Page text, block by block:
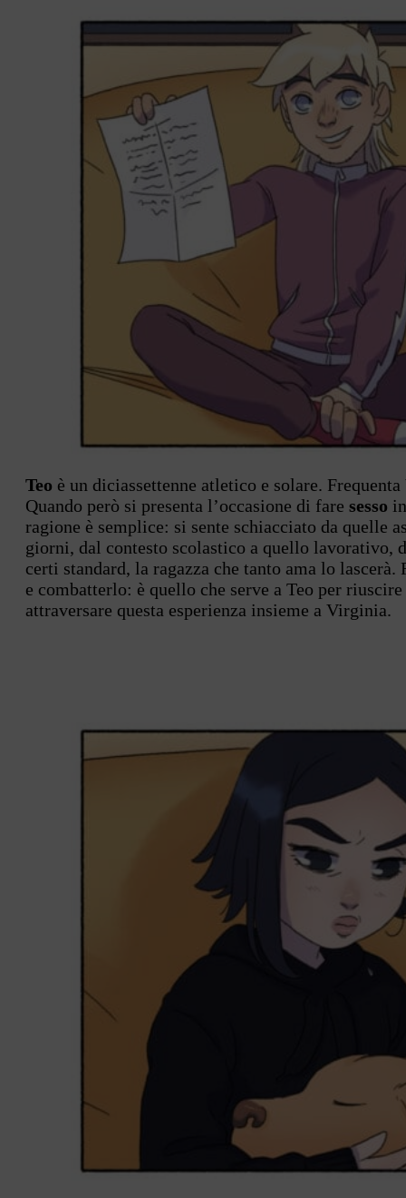
Teo è un diciassettenne atletico e solare.
Quando però si presenta l’occasione di fare sesso
ragione è semplice: si sente schiacciato da quelle
giorni, dal contesto scolastico a quello lavorativo,
certi standard, la ragazza che tanto ama lo
e combatterlo: è quello che serve a Teo per
attraversare questa esperienza insieme a Virginia.